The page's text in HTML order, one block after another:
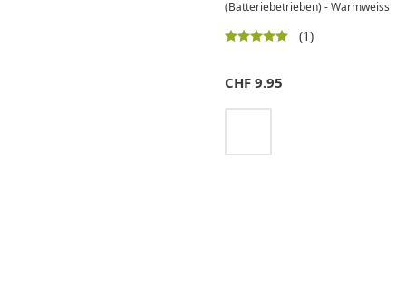
(Batteriebetrieben) - Warmweiss
(1)
CHF 9.95